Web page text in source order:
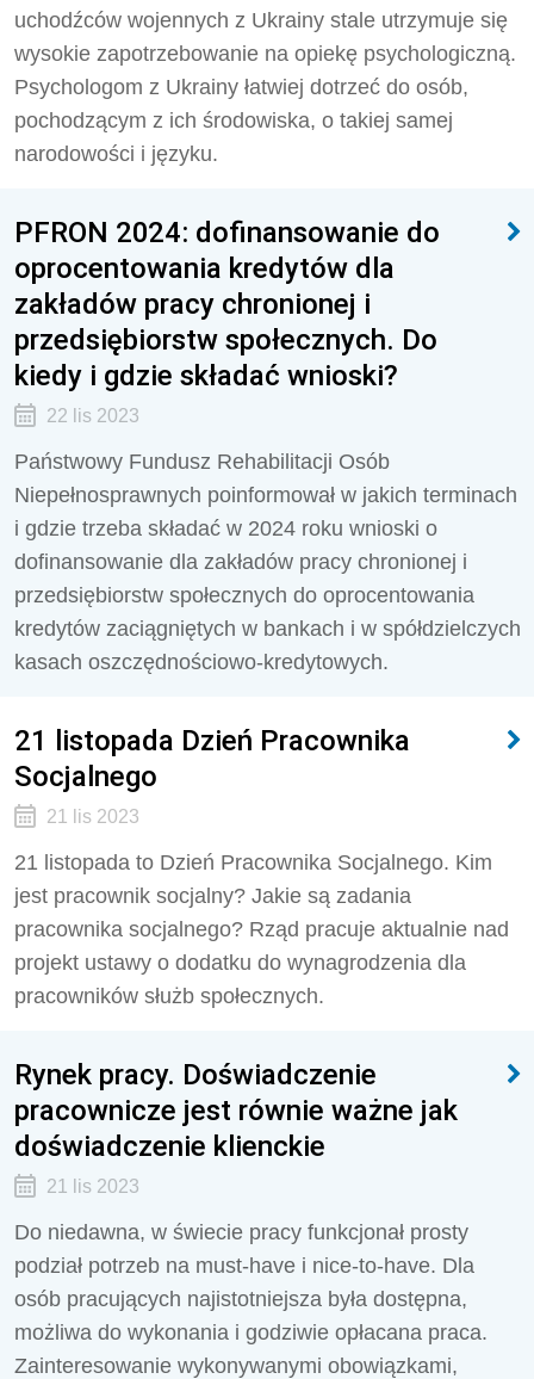
uchodźców wojennych z Ukrainy stale utrzymuje się
wysokie zapotrzebowanie na opiekę psychologiczną.
Psychologom z Ukrainy łatwiej dotrzeć do osób,
pochodzącym z ich środowiska, o takiej samej
narodowości i języku.
PFRON 2024: dofinansowanie do
oprocentowania kredytów dla
zakładów pracy chronionej i
przedsiębiorstw społecznych. Do
kiedy i gdzie składać wnioski?
22 lis 2023
Państwowy Fundusz Rehabilitacji Osób
Niepełnosprawnych poinformował w jakich terminach
i gdzie trzeba składać w 2024 roku wnioski o
dofinansowanie dla zakładów pracy chronionej i
przedsiębiorstw społecznych do oprocentowania
kredytów zaciągniętych w bankach i w spółdzielczych
kasach oszczędnościowo-kredytowych.
21 listopada Dzień Pracownika
Socjalnego
21 lis 2023
21 listopada to Dzień Pracownika Socjalnego. Kim
jest pracownik socjalny? Jakie są zadania
pracownika socjalnego? Rząd pracuje aktualnie nad
projekt ustawy o dodatku do wynagrodzenia dla
pracowników służb społecznych.
Rynek pracy. Doświadczenie
pracownicze jest równie ważne jak
doświadczenie klienckie
21 lis 2023
Do niedawna, w świecie pracy funkcjonał prosty
podział potrzeb na must-have i nice-to-have. Dla
osób pracujących najistotniejsza była dostępna,
możliwa do wykonania i godziwie opłacana praca.
Zainteresowanie wykonywanymi obowiązkami,